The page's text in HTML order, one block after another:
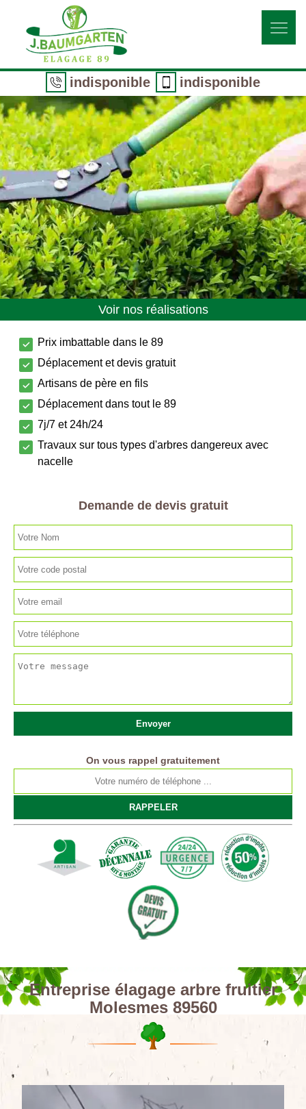
indisponible indisponible
Voir nos réalisations
Prix imbattable dans le 89
Déplacement et devis gratuit
Artisans de père en fils
Déplacement dans tout le 89
7j/7 et 24h/24
Travaux sur tous types d'arbres dangereux avec
nacelle
Demande de devis gratuit
On vous rappel gratuitement
Entreprise élagage arbre fruitier
Molesmes 89560